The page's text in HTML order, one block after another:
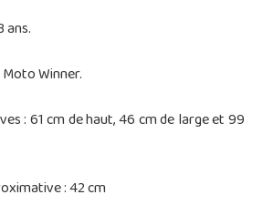
ans.
Winner.
: 61 cm de haut, 46 cm de large et 99
: 42 cm